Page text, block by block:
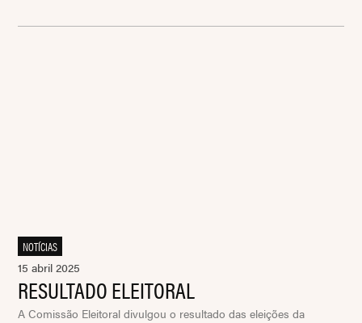
NOTÍCIAS
15 abril 2025
RESULTADO ELEITORAL
A Comissão Eleitoral divulgou o resultado das eleições da